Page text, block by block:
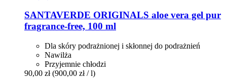
SANTAVERDE ORIGINALS aloe vera gel pur
fragrance-​free, 100 ml
Dla skóry podrażnionej i skłonnej do podrażnień
Nawilża
Przyjemnie chłodzi
90,00 zł (900,00 zł / l)